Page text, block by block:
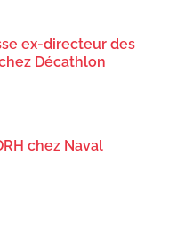
ex-directeur des
Décathlon
chez Naval